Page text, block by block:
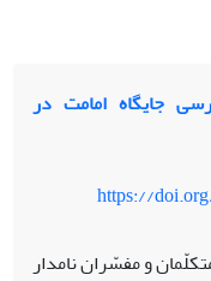
جایگاه امامت در
https://
و مفسّران نامدار